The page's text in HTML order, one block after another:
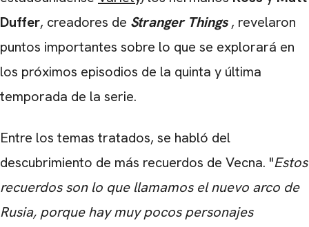
Duffer, creadores de Stranger Things, revelaron
puntos importantes sobre lo que se explorará en
los próximos episodios de la quinta y última
temporada de la serie.
Entre los temas tratados, se habló del
descubrimiento de más recuerdos de Vecna. "Estos
recuerdos son lo que llamamos el nuevo arco de
Rusia, porque hay muy pocos personajes